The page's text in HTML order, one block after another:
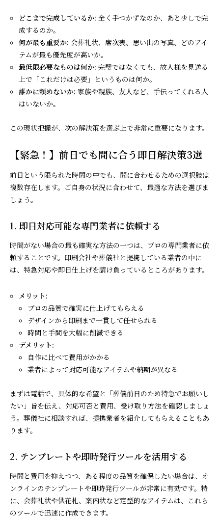
どこまで完成しているか: 全く手つかずなのか、あと少しで完
成するのか。
何が最も重要か: 会葬礼状、席次表、思い出の写真、どのアイ
テムが最も優先度が高いか。
最低限必要なものは何か: 完璧ではなくても、故人様を見送る
上で「これだけは必要」というものは何か。
誰かに頼めないか: 家族や親族、友人など、手伝ってくれる人
はいないか。
この現状把握が、次の解決策を選ぶ上で非常に重要になります。
【緊急！】前日でも間に合う即日解決策3選
前日という限られた時間の中でも、間に合わせるための選択肢は
複数存在します。ご自身の状況に合わせて、最適な方法を選びま
しょう。
1. 即日対応可能な専門業者に依頼する
時間がない場合の最も確実な方法の一つは、プロの専門業者に依
頼することです。印刷会社や葬儀社と提携している業者の中に
は、特急対応や即日仕上げを請け負っているところがあります。
メリット:
プロの品質で確実に仕上げてもらえる
デザインから印刷まで一貫して任せられる
時間と手間を大幅に削減できる
デメリット:
自作に比べて費用がかかる
業者によって対応可能なアイテムや納期が異なる
まずは電話で、具体的な希望と「葬儀前日のため特急でお願いし
たい」旨を伝え、対応可否と費用、受け取り方法を確認しましょ
う。葬儀社に相談すれば、提携業者を紹介してもらえることもあ
ります。
2. テンプレートや即時発行ツールを活用する
時間と費用を抑えつつ、ある程度の品質を確保したい場合は、オ
ンラインのテンプレートや即時発行ツールが非常に有効です。特
に、会葬礼状や供花札、案内状など定型的なアイテムは、これら
のツールで迅速に作成できます。